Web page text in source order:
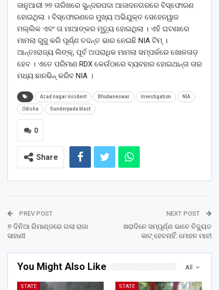
ଜାନୁଆରୀ ୨୭ ତାରିଖରେ ସୁନ୍ଦରପଦା ଆଜାଦନଗରରେ ବିସ୍ଫୋରଣ
ହୋଇଥିଲା । ବିସ୍ଫୋରଣରେ ମୁଖ୍ୟ ଅଭିଯୁକ୍ତ ସେହେନୱାଜ
ମଲ୍ଲିକ ଏବଂ ତା ମାଆଙ୍କର ମୃତ୍ୟୁ ହୋଇଥିଲା । ଏହି ଘଟଣାରେ
ମାମଲା ରୁଜୁ କରି ପୂର୍ଣ୍ଣ ତଦନ୍ତ ଭାର ନେଇଛି NIA ଟିମ୍ ।
ଆନ୍ତଃରାଜ୍ୟ ଲିଙ୍କ୍, ପୂର୍ବ ଅପରାଧିକ ମାମଲା ସମ୍ପର୍କରେ ଖୋଳତାଡ଼
ହେବ । ଏତେ ପରିମାଣ RDX କେଉଁଠାରେ ବ୍ୟବହାର ହୋଇଥାନ୍ତା ତାର
ମଧ୍ୟ ଛାନଭିନ୍ କରିବ NIA ।
Azad nagar incident Bhubaneswar Investigation NIA
Odisha Sunderpada blast
0
Share
PREV POST
୭ ଦିନିଆ ରିମାଣ୍ଡରେ ଗଲା ରାଜା
ସାହାଣୀ
NEXT POST
ଖରାଦିନେ ସମ୍ପୂର୍ଣ୍ଣ ଭାବେ ବିଦ୍ୟୁତ
କାଟ୍ ହେବନାହିଁ: ମୋହନ ମାଝୀ
All
You Might Also Like
STATE STATE